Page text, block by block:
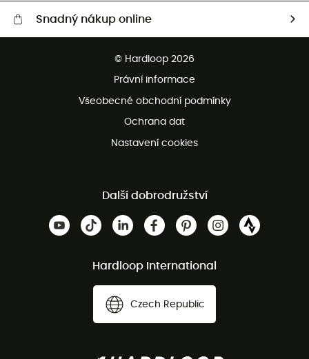
Snadný nákup online
Bezplatné vrácení do 100 dnů
© Hardloop 2026
Právní informace
Všeobecné obchodní podmínky
Ochrana dat
Nastavení cookies
Další dobrodružství
Hardloop International
Czech Republic